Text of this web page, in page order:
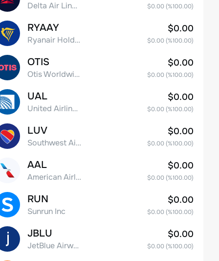
Delta Air Lines, Inc. $0.00(%100.00)
RYAAY
Ryanair Holdings plc American Depositary Shares
$0.00
$0.00(%100.00)
OTIS
Otis Worldwide Corporation
$0.00
$0.00(%100.00)
UAL
United Airlines Holdings, Inc. Common Stock
$0.00
$0.00(%100.00)
LUV
Southwest Airlines Co.
$0.00
$0.00(%100.00)
AAL
American Airlines Group Inc.
$0.00
$0.00(%100.00)
RUN
Sunrun Inc
$0.00
$0.00(%100.00)
JBLU
JetBlue Airways Corp
$0.00
$0.00(%100.00)